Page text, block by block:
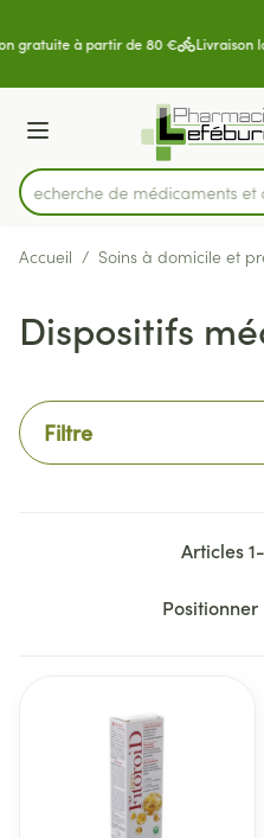
gratuite à partir de 80 € Livraison
Menu
Rechercher
Recherche de médicame
Accueil / Soins à domicile et
Dispositifs
Filtre
Articles1-
Trier par: